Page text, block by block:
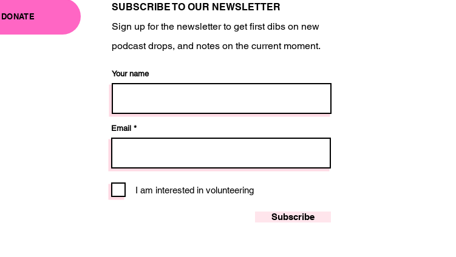
DONATE
SUBSCRIBE TO OUR NEWSLETTER
Sign up for the newsletter to get first dibs on new
podcast drops, and notes on the current moment.
Your name
Email
I am interested in volunteering
Subscribe